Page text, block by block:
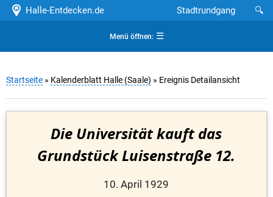
Halle-Entdecken.de 🔍
Stadtrundgang
Menü öffnen:☰
Startseite » Kalenderblatt Halle (Saale) » Ereignis Detailansicht
Die Universität kauft das
Grundstück Luisenstraße 12.
10. April 1929